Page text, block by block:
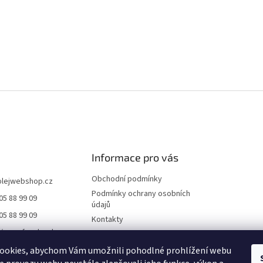
abychom Vám umožnili pohodlné prohlížení webu
88 99 09
88 99 09
Informace pro vás
Obchodní podmínky
Podmínky ochrany osobních
údajů
Kontakty
Blog